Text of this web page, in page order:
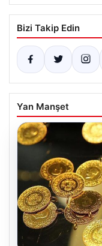
Bizi Takip Edin
Yan Manşet